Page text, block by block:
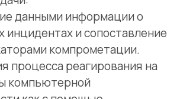
процесса реагирования;
смежными системами.
инцидентов,
по реагированию.